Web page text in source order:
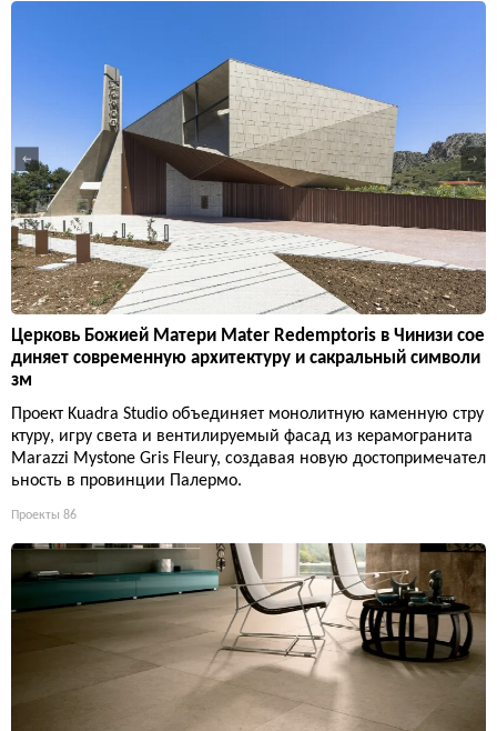
Церковь Божией Матери Mater Redemptoris в Чинизи сое
диняет современную архитектуру и сакральный символи
зм
Проект Kuadra Studio объединяет монолитную каменную стру
ктуру, игру света и вентилируемый фасад из керамогранита
Marazzi Mystone Gris Fleury, создавая новую достопримечател
ьность в провинции Палермо.
Проекты 86